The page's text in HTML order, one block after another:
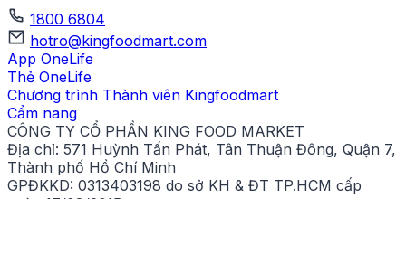
1800 6804
hotro@kingfoodmart.com
App OneLife
Thẻ OneLife
Chương trình Thành viên Kingfoodmart
Cẩm nang
CÔNG TY CỔ PHẦN KING FOOD MARKET
Địa chỉ: 571 Huỳnh Tấn Phát, Tân Thuận Đông, Quận 7,
Thành phố Hồ Chí Minh
GPĐKKD: 0313403198 do sở KH & ĐT TP.HCM cấp
ngày 17/08/2015.